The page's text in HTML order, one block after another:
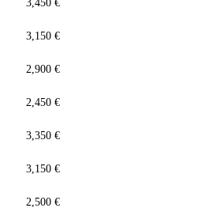
3,450 €
3,150 €
2,900 €
2,450 €
3,350 €
3,150 €
2,500 €